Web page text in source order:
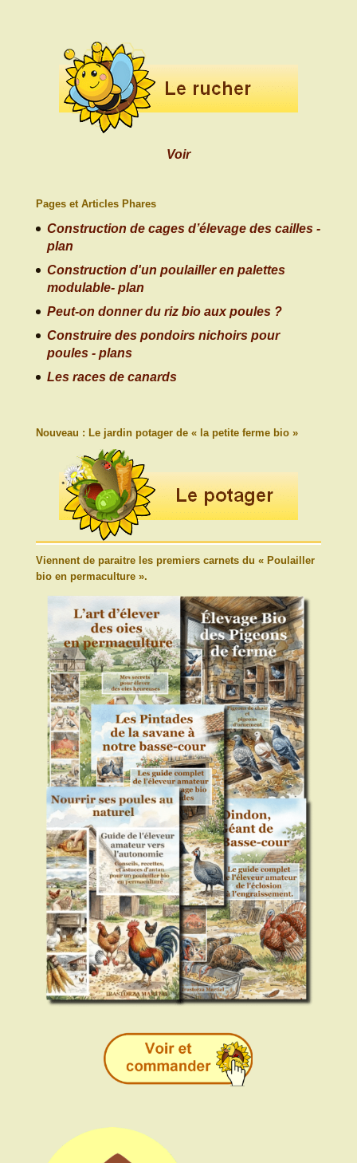
Voir
Pages et Articles Phares
Construction de cages d’élevage des cailles -
plan
Construction d'un poulailler en palettes
modulable- plan
Peut-on donner du riz bio aux poules ?
Construire des pondoirs nichoirs pour
poules - plans
Les races de canards
Nouveau : Le jardin potager de « la petite ferme bio »
Viennent de paraitre les premiers carnets du « Poulailler
bio en permaculture ».